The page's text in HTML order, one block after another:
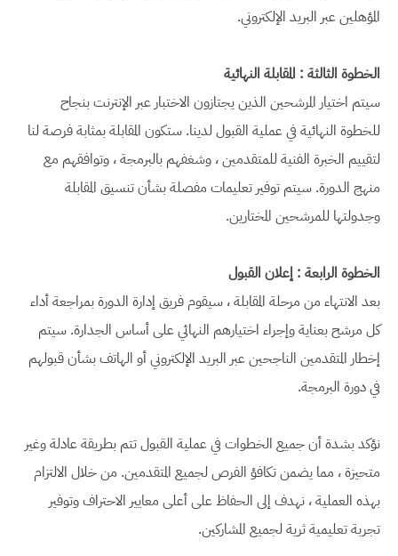
المؤهلين عبر البريد الإلكتروني.
الخطوة الثالثة : المقابلة النهائية
سيتم اختيار المرشحين الذين يجتازون الاختبار عبر الإنترنت بنجاح
للخطوة النهائية في عملية القبول لدينا. ستكون المقابلة بمثابة فرصة لنا
لتقييم الخبرة الفنية للمتقدمين ، وشغفهم بالبرمجة ، وتوافقهم مع
منهج الدورة. سيتم توفير تعليمات مفصلة بشأن تنسيق المقابلة
وجدولتها للمرشحين المختارين.
الخطوة الرابعة : إعلان القبول
بعد الانتهاء من مرحلة المقابلة ، سيقوم فريق إدارة الدورة بمراجعة أداء
كل مرشح بعناية وإجراء اختيارهم النهائي على أساس الجدارة. سيتم
إخطار المتقدمين الناجحين عبر البريد الإلكتروني أو الهاتف بشأن قبولهم
في دورة البرمجة.
نؤكد بشدة أن جميع الخطوات في عملية القبول تتم بطريقة عادلة وغير
متحيزة ، مما يضمن تكافؤ الفرص لجميع المتقدمين. من خلال الالتزام
بهذه العملية ، نهدف إلى الحفاظ على أعلى معايير الاحتراف وتوفير
تجربة تعليمية ثرية لجميع المشاركين.